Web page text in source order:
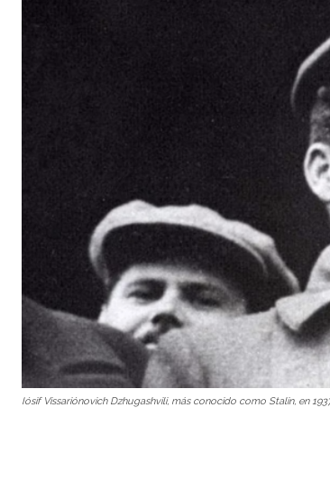
Iósif Vissariónovich Dzhugashvili, más conocido como Stalin, en